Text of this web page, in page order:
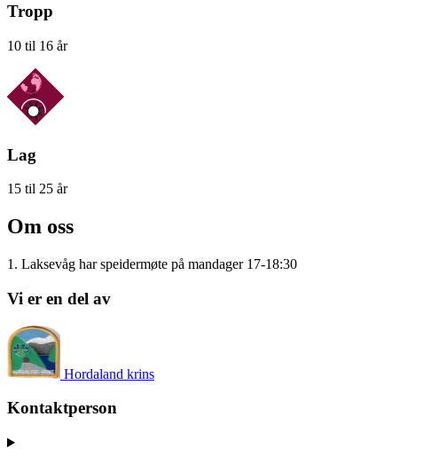
Tropp
10 til 16 år
Lag
15 til 25 år
Om oss
1. Laksevåg har speidermøte på mandager 17-18:30
Vi er en del av
Hordaland krins
Kontaktperson